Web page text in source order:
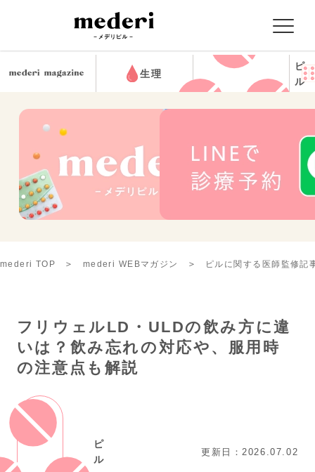
生理
ピ
ル
mederi TOP mederi WEBマガジン ピルに関する医師監修記
フリウェルLD・ULDの飲み方に違
いは？飲み忘れの対応や、服用時
の注意点も解説
ピ
ル
更新日：2026.07.02